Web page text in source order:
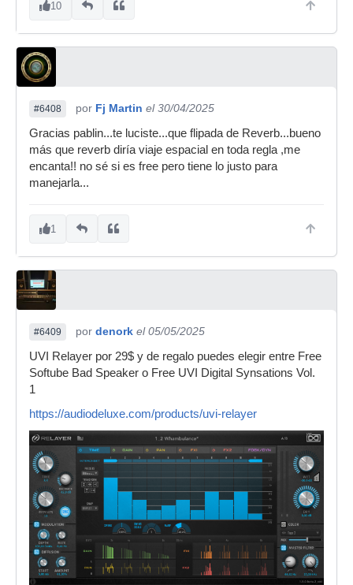
10
#6408 por Fj Martin el 30/04/2025
Gracias pablin...te luciste...que flipada de Reverb...bueno
más que reverb diría viaje espacial en toda regla ,me
encanta!! no sé si es free pero tiene lo justo para
manejarla...
1
#6409 por denork el 05/05/2025
UVI Relayer por 29$ y de regalo puedes elegir entre Free
Softube Bad Speaker o Free UVI Digital Synsations Vol.
1
https://audiodeluxe.com/products/uvi-relayer